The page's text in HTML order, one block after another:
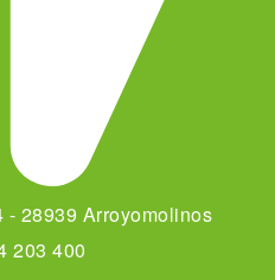
28939 Arroyomolinos
203 400